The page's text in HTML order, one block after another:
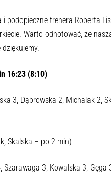
podopieczne trenera Roberta
Warto odnotować, że
16:23 (8:10)
3, Dąbrowska 2, Michalak 2,
Skalska – po 2 min)
3, Kowalska 3, Gęga